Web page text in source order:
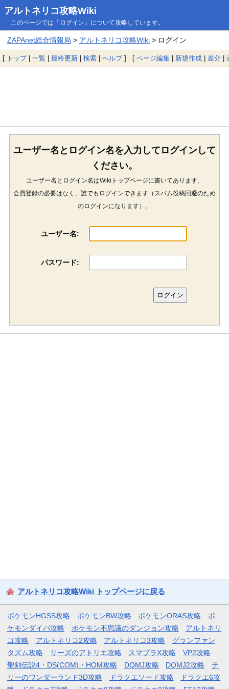
アルトネリコ攻略Wiki
このページでは「ログイン」について攻略しています。
ZAPAnet総合情報局 > アルトネリコ攻略Wiki> ログイン
[ トップ| 一覧 | 最終更新 | 検索 | ヘルプ] [ ページ編集 | 新規作成 | 差分 |
ユーザー名とログイン名を入力してログインして
ください。
ユーザー名とログイン名はWikiトップページに書いてあります。
会員登録の必要はなく、誰でもログインできます（スパム投稿回避のため
のログインになります）。
ユーザー名:
パスワード:
アルトネリコ攻略Wiki トップページに戻る
ポケモンHGSS攻略 ポケモンBW攻略 ポケモンORAS攻略
ポ
ケモンダイパ攻略
ポケモン不思議のダンジョン攻略
アルトネリ
コ攻略
アルトネリコ2攻略 アルトネリコ3攻略
グランファン
タズム攻略
リーズのアトリエ攻略 スマブラX攻略
VP2攻略
聖剣伝説4・DS(COM)・HOM攻略
DQMJ攻略 DQMJ2攻略
テ
リーのワンダーランド3D攻略
ドラクエソード攻略
ドラクエ6攻